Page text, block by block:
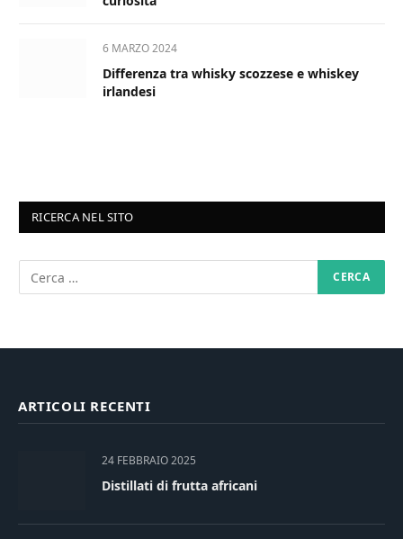
6 MARZO 2024
Differenza tra whisky scozzese e whiskey
irlandesi
RICERCA NEL SITO
ARTICOLI RECENTI
24 FEBBRAIO 2025
Distillati di frutta africani